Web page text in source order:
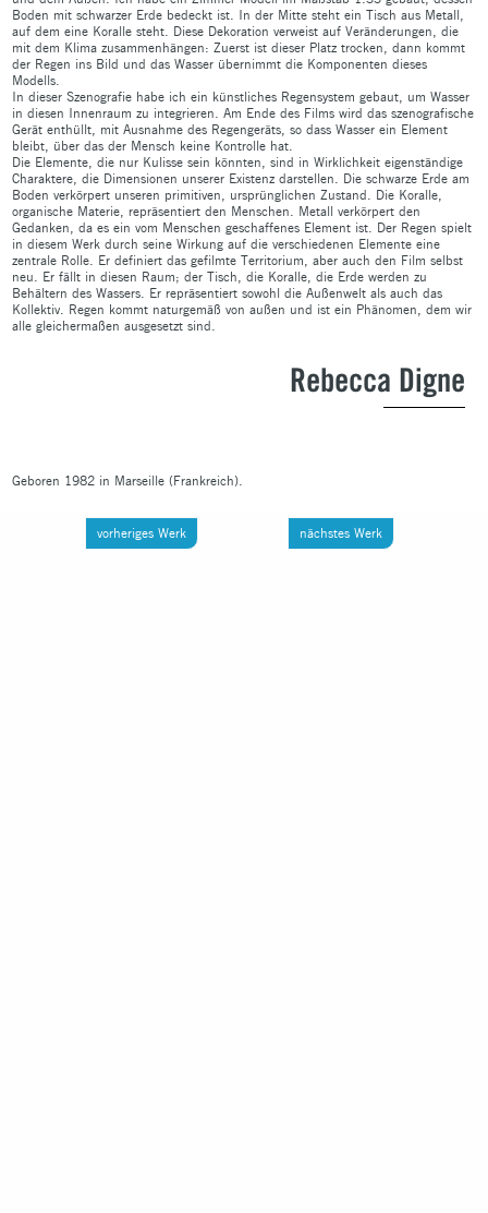
Boden mit schwarzer Erde bedeckt ist. In der Mitte steht ein Tisch aus Metall,
auf dem eine Koralle steht. Diese Dekoration verweist auf Veränderungen, die
mit dem Klima zusammenhängen: Zuerst ist dieser Platz trocken, dann kommt
der Regen ins Bild und das Wasser übernimmt die Komponenten dieses
Modells.
In dieser Szenografie habe ich ein künstliches Regensystem gebaut, um Wasser
in diesen Innenraum zu integrieren. Am Ende des Films wird das szenografische
Gerät enthüllt, mit Ausnahme des Regengeräts, so dass Wasser ein Element
bleibt, über das der Mensch keine Kontrolle hat.
Die Elemente, die nur Kulisse sein könnten, sind in Wirklichkeit eigenständige
Charaktere, die Dimensionen unserer Existenz darstellen. Die schwarze Erde am
Boden verkörpert unseren primitiven, ursprünglichen Zustand. Die Koralle,
organische Materie, repräsentiert den Menschen. Metall verkörpert den
Gedanken, da es ein vom Menschen geschaffenes Element ist. Der Regen spielt
in diesem Werk durch seine Wirkung auf die verschiedenen Elemente eine
zentrale Rolle. Er definiert das gefilmte Territorium, aber auch den Film selbst
neu. Er fällt in diesen Raum; der Tisch, die Koralle, die Erde werden zu
Behältern des Wassers. Er repräsentiert sowohl die Außenwelt als auch das
Kollektiv. Regen kommt naturgemäß von außen und ist ein Phänomen, dem wir
alle gleichermaßen ausgesetzt sind.
Rebecca Digne
Geboren 1982 in Marseille (Frankreich).
vorheriges Werk nächstes Werk